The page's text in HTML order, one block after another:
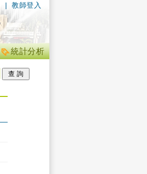
| 教師登入
統計分析